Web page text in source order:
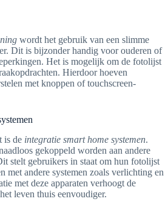
wordt het gebruik van een slimme
Dit is bijzonder handig voor ouderen of
Het is mogelijk om de fotolijst
Hierdoor hoeven
met knoppen of touchscreen-
is de integratie smart home systemen.
gekoppeld worden aan andere
stelt gebruikers in staat om hun fotolijst
met andere systemen zoals verlichting en
met deze apparaten verhoogt de
leven thuis eenvoudiger.